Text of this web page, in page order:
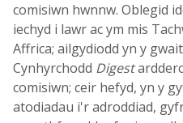
comisiwn hwnnw. Oblegid
iechyd i lawr ac ym mis
Affrica; ailgydiodd yn y
Cynhyrchodd Digest
comisiwn; ceir hefyd, yn y
atodiadau i'r adroddiad,